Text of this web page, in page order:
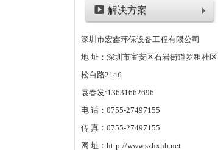
解决方案
深圳市宏鑫环保设备工程有限公司
地 址：深圳市宝安区石岩街道罗租社区
松白路2146
袁春发:13631662696
电 话：0755-27497155
传 真：0755-27497155
网 址：http://www.szhxhb.net